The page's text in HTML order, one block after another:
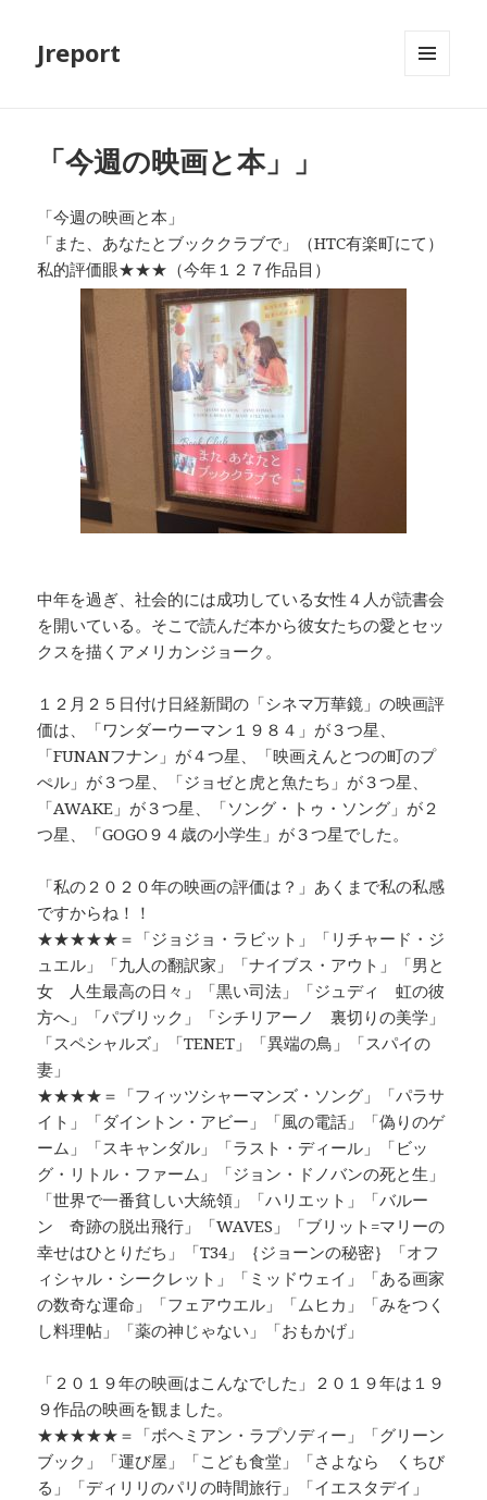
Jreport
「今週の映画と本」」
「今週の映画と本」
「また、あなたとブッククラブで」（HTC有楽町にて）
私的評価眼★★★（今年１２７作品目）
中年を過ぎ、社会的には成功している女性４人が読書会
を開いている。そこで読んだ本から彼女たちの愛とセッ
クスを描くアメリカンジョーク。
１２月２５日付け日経新聞の「シネマ万華鏡」の映画評
価は、「ワンダーウーマン１９８４」が３つ星、
「FUNANフナン」が４つ星、「映画えんとつの町のプ
ぺル」が３つ星、「ジョゼと虎と魚たち」が３つ星、
「AWAKE」が３つ星、「ソング・トゥ・ソング」が２
つ星、「GOGO９４歳の小学生」が３つ星でした。
「私の２０２０年の映画の評価は？」あくまで私の私感
ですからね！！
★★★★★＝「ジョジョ・ラビット」「リチャード・ジ
ュエル」「九人の翻訳家」「ナイブス・アウト」「男と
女 人生最高の日々」「黒い司法」「ジュディ 虹の彼
方へ」「パブリック」「シチリアーノ 裏切りの美学」
「スペシャルズ」「TENET」「異端の鳥」「スパイの
妻」
★★★★＝「フィッツシャーマンズ・ソング」「パラサ
イト」「ダイントン・アビー」「風の電話」「偽りのゲ
ーム」「スキャンダル」「ラスト・ディール」「ビッ
グ・リトル・ファーム」「ジョン・ドノバンの死と生」
「世界で一番貧しい大統領」「ハリエット」「バルー
ン 奇跡の脱出飛行」「WAVES」「ブリット=マリーの
幸せはひとりだち」「T34」｛ジョーンの秘密｝「オフ
ィシャル・シークレット」「ミッドウェイ」「ある画家
の数奇な運命」「フェアウエル」「ムヒカ」「みをつく
し料理帖」「薬の神じゃない」「おもかげ」
「２０１９年の映画はこんなでした」２０１９年は１９
９作品の映画を観ました。
★★★★★＝「ボヘミアン・ラプソディー」「グリーン
ブック」「運び屋」「こども食堂」「さよなら くちび
る」「ディリリのパリの時間旅行」「イエスタデイ」